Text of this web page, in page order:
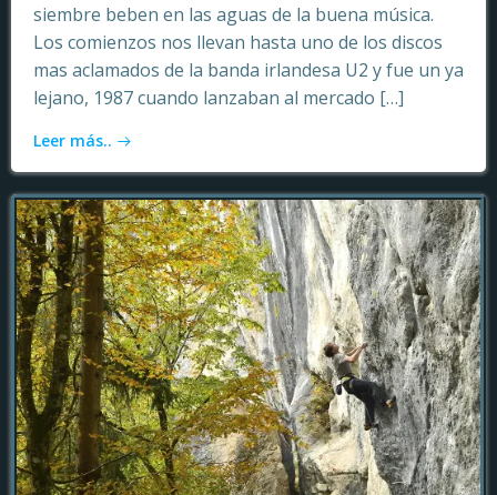
siembre beben en las aguas de la buena música.
Los comienzos nos llevan hasta uno de los discos
mas aclamados de la banda irlandesa U2 y fue un ya
lejano, 1987 cuando lanzaban al mercado […]
Leer más..